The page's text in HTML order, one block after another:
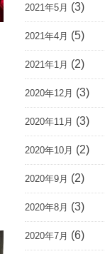
2021年5月 (3)
2021年4月 (5)
2021年1月 (2)
2020年12月 (3)
2020年11月 (3)
2020年10月 (2)
2020年9月 (2)
2020年8月 (3)
2020年7月 (6)